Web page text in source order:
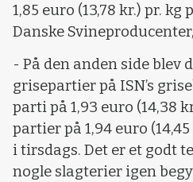
1,85 euro (13,78 kr.) pr.
Danske
- På den anden side blev
grisepartier på ISN’s
parti på 1,93 euro (14,38
partier på 1,94 euro
i tirsdags. Det er et godt
nogle slagterier igen